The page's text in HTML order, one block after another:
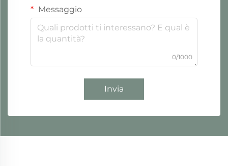
Messaggio
0/1000
Invia